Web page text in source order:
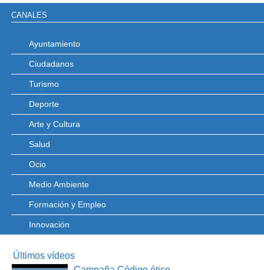
CANALES
Ayuntamiento
Ciudadanos
Turismo
Deporte
Arte y Cultura
Salud
Ocio
Medio Ambiente
Formación y Empleo
Innovación
Últimos vídeos